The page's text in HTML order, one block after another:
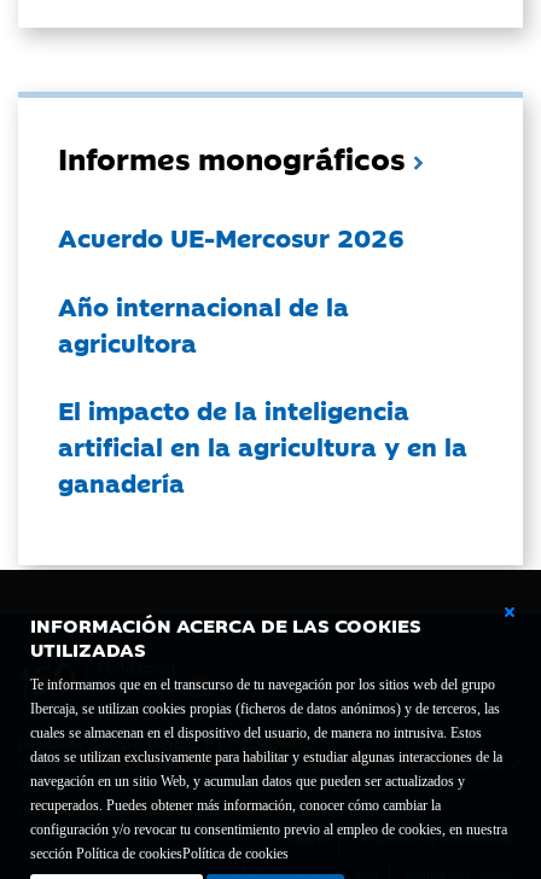
INFORMACIÓN ACERCA DE LAS COOKIES
UTILIZADAS
Te informamos que en el transcurso de tu navegación por los sitios web del grupo
Ibercaja, se utilizan cookies propias (ficheros de datos anónimos) y de terceros, las
cuales se almacenan en el dispositivo del usuario, de manera no intrusiva. Estos
datos se utilizan exclusivamente para habilitar y estudiar algunas interacciones de la
navegación en un sitio Web, y acumulan datos que pueden ser actualizados y
recuperados. Puedes obtener más información, conocer cómo cambiar la
configuración y/o revocar tu consentimiento previo al empleo de cookies, en nuestra
sección Política de cookiesPolítica de cookies
Informes monográficos
Acuerdo UE-Mercosur 2026
Año internacional de la
agricultora
El impacto de la inteligencia
artificial en la agricultura y en la
ganadería
Fundación Bancaria Ibercaja C.I.F. G-50000652.
Inscrita en el Registro de Fundaciones del Mº de Educación, Cultura y Deporte con el nº
1689.
Domicilio social: Joaquín Costa, 13. 50001 Zaragoza.
Contacto
Declaración de accesibilidad
Aviso legal Política de privacidad